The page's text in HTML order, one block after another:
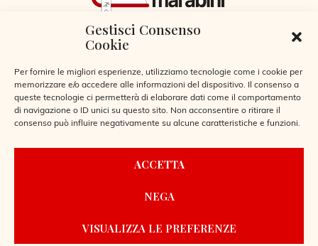
Gestisci Consenso
Cookie
Per fornire le migliori esperienze, utilizziamo tecnologie come i cookie per
memorizzare e/o accedere alle informazioni del dispositivo. Il consenso a
queste tecnologie ci permetterà di elaborare dati come il comportamento
di navigazione o ID unici su questo sito. Non acconsentire o ritirare il
consenso può influire negativamente su alcune caratteristiche e funzioni.
ACCETTA
NEGA
VISUALIZZA LE PREFERENZE
VIA LIBERTÀ 29, SERIATE (BG)
© 2026
CONTATTI
POWERED BY LAIO WEBDESIGN